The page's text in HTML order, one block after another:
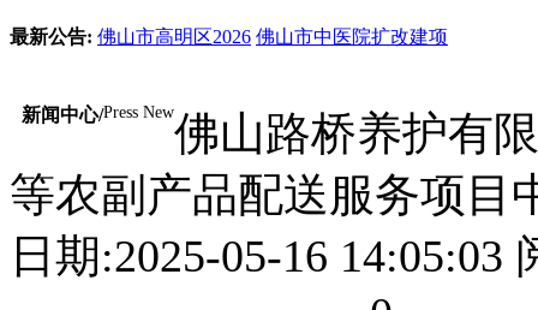
最新公告: 佛山市高明区2026 佛山市中医院扩改建项
新闻中心/Press New佛山路桥养护有
等农副产品配送服务项目
日期:2025-05-16 14:05:03